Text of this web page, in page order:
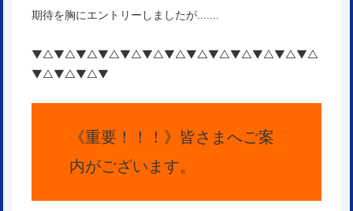
期待を胸にエントリーしましたが…….
▼△▼△▼△▼△▼△▼△▼△▼△▼△▼△▼△▼△▼△
▼△▼△▼△▼
《重要！！！》皆さまへご案
内がございます。